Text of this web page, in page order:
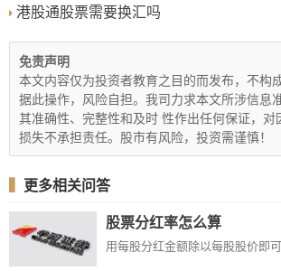
港股通股票需要换汇吗
免责声明
本文内容仅为投资者教育之目的而发布，不构
据此操作，风险自担。我司力求本文所涉信息
其准确性、完整性和及时 性作出任何保证，对
损失不承担责任。股市有风险，投资需谨慎！
▍ 更多相关问答
股票分红率怎么算
用每股分红金额除以每股股价即